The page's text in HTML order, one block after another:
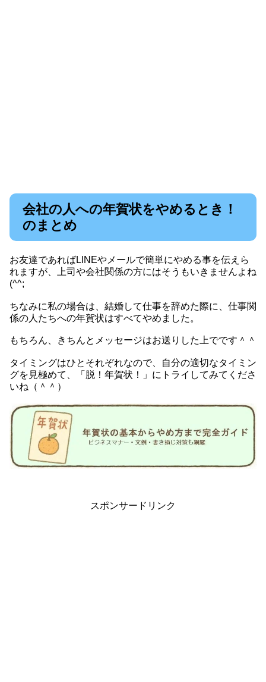
会社の人への年賀状をやめるとき！
のまとめ
お友達であればLINEやメールで簡単にやめる事を伝えら
れますが、上司や会社関係の方にはそうもいきませんよね
(^^;
ちなみに私の場合は、結婚して仕事を辞めた際に、仕事関
係の人たちへの年賀状はすべてやめました。
もちろん、きちんとメッセージはお送りした上でです＾＾
タイミングはひとそれぞれなので、自分の適切なタイミン
グを見極めて、「脱！年賀状！」にトライしてみてくださ
いね（＾＾）
スポンサードリンク